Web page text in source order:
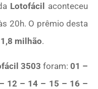
Lotofácil
aconteceu
20h. O prêmio desta
milhão.
3503 foram: 01 –
12 – 14 – 15 – 16 –